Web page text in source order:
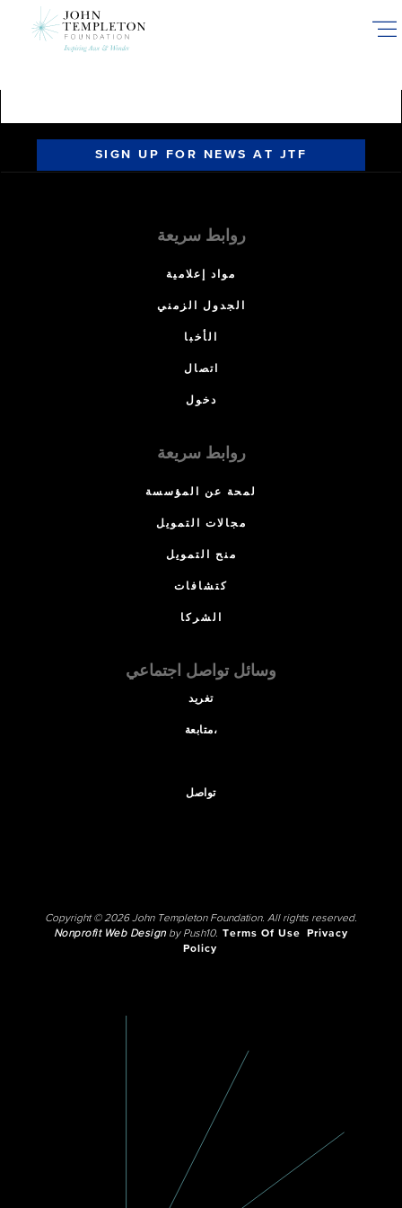
SIGN UP FOR NEWS AT JTF
روابط سريعة
مواد إعلامية
الجدول الزمني
الأخبا
اتصال
دخول
روابط سريعة
لمحة عن المؤسسة
مجالات التمويل
منح التمويل
كتشافات
الشركا
وسائل تواصل اجتماعي
تغريد
متابعة،
تواصل
Copyright © 2026 John Templeton Foundation. All rights reserved.
Nonprofit Web Designby Push10. Terms Of Use
Privacy
Policy